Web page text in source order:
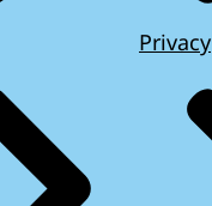
Privacy